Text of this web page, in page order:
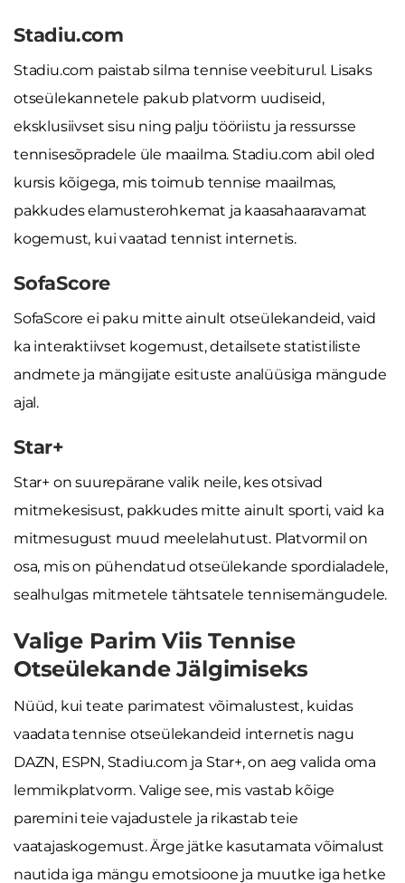
Stadiu.com
Stadiu.com paistab silma tennise veebiturul. Lisaks
otseülekannetele pakub platvorm uudiseid,
eksklusiivset sisu ning palju tööriistu ja ressursse
tennisesõpradele üle maailma. Stadiu.com abil oled
kursis kõigega, mis toimub tennise maailmas,
pakkudes elamusterohkemat ja kaasahaaravamat
kogemust, kui vaatad tennist internetis.
SofaScore
SofaScore ei paku mitte ainult otseülekandeid, vaid
ka interaktiivset kogemust, detailsete statistiliste
andmete ja mängijate esituste analüüsiga mängude
ajal.
Star+
Star+ on suurepärane valik neile, kes otsivad
mitmekesisust, pakkudes mitte ainult sporti, vaid ka
mitmesugust muud meelelahutust. Platvormil on
osa, mis on pühendatud otseülekande spordialadele,
sealhulgas mitmetele tähtsatele tennisemängudele.
Valige Parim Viis Tennise
Otseülekande Jälgimiseks
Nüüd, kui teate parimatest võimalustest, kuidas
vaadata tennise otseülekandeid internetis nagu
DAZN, ESPN, Stadiu.com ja Star+, on aeg valida oma
lemmikplatvorm. Valige see, mis vastab kõige
paremini teie vajadustele ja rikastab teie
vaatajaskogemust. Ärge jätke kasutamata võimalust
nautida iga mängu emotsioone ja muutke iga hetke